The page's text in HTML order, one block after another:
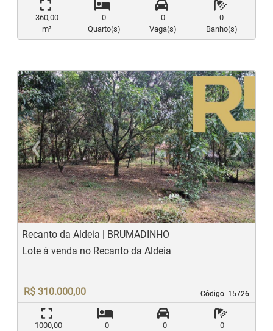
360,00
m²
0
Quarto(s)
0
Vaga(s)
0
Banho(s)
‹
Previous
›
Recanto da Aldeia | BRUMADINHO
Código. 15726
Código. 15726
Lote à venda no Recanto da Aldeia
R$ 310.000,00
1000,00
0
0
0